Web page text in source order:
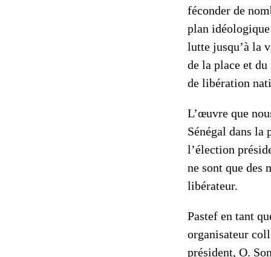
féconder de
plan
lutte jusqu’à la
de la place et
de libération
L’œuvre que
Sénégal dans
l’élection
ne sont que des
libérateur.
Pastef en tant
organisateur
président, O.